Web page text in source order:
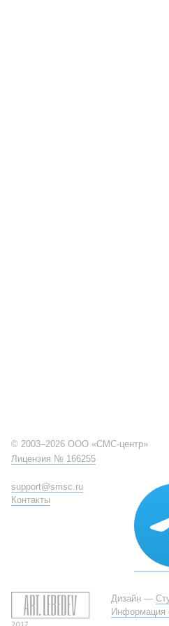
© 2003–2026 ООО «СМС-центр»
Лицензия № 166255
support@smsc.ru
Контакты
Дизайн —
Информация